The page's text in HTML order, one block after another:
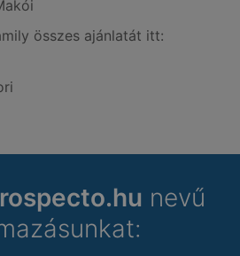
összes ajánlatát itt:
nevű